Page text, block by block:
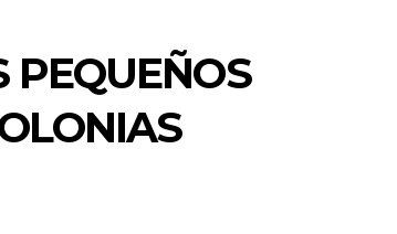
PEQUEÑOS